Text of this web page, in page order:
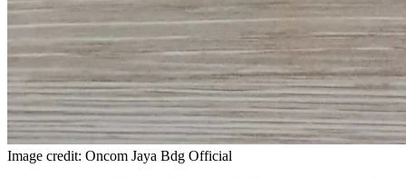
Image credit: Oncom Jaya Bdg Official